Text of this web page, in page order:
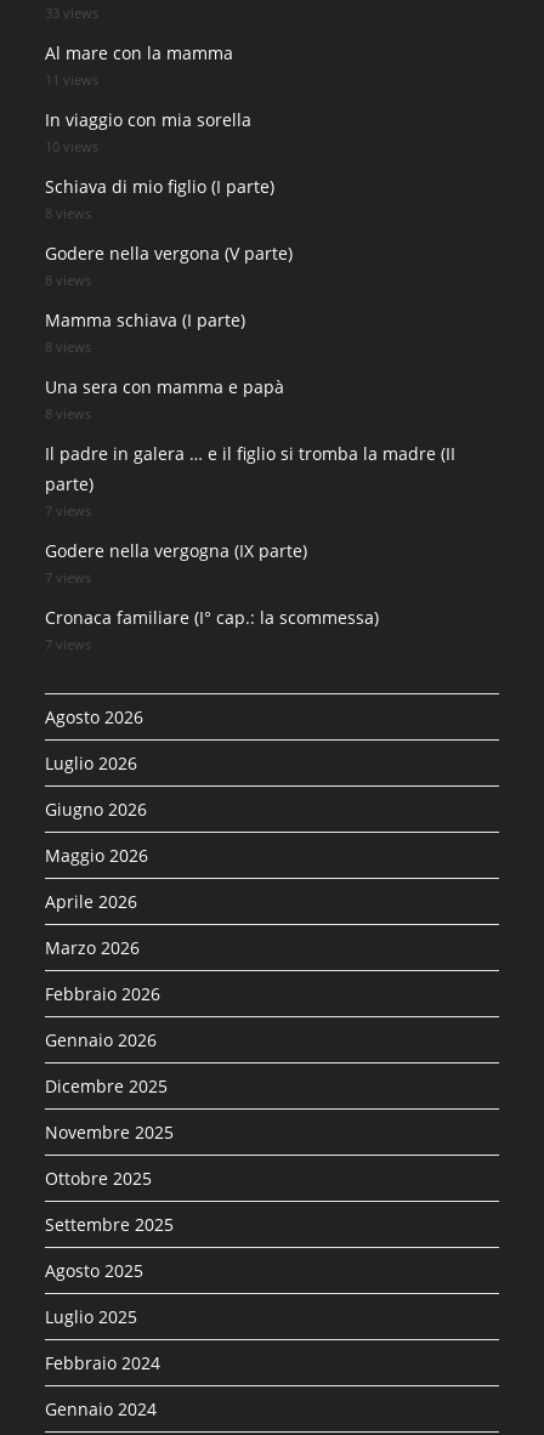
33 views
Al mare con la mamma
11 views
In viaggio con mia sorella
10 views
Schiava di mio figlio (I parte)
8 views
Godere nella vergona (V parte)
8 views
Mamma schiava (I parte)
8 views
Una sera con mamma e papà
8 views
Il padre in galera … e il figlio si tromba la madre (II
parte)
7 views
Godere nella vergogna (IX parte)
7 views
Cronaca familiare (I° cap.: la scommessa)
7 views
Agosto 2026
Luglio 2026
Giugno 2026
Maggio 2026
Aprile 2026
Marzo 2026
Febbraio 2026
Gennaio 2026
Dicembre 2025
Novembre 2025
Ottobre 2025
Settembre 2025
Agosto 2025
Luglio 2025
Febbraio 2024
Gennaio 2024